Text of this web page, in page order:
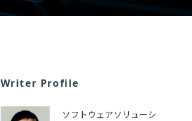
Writer Profile
ソフトウェアソリューシ